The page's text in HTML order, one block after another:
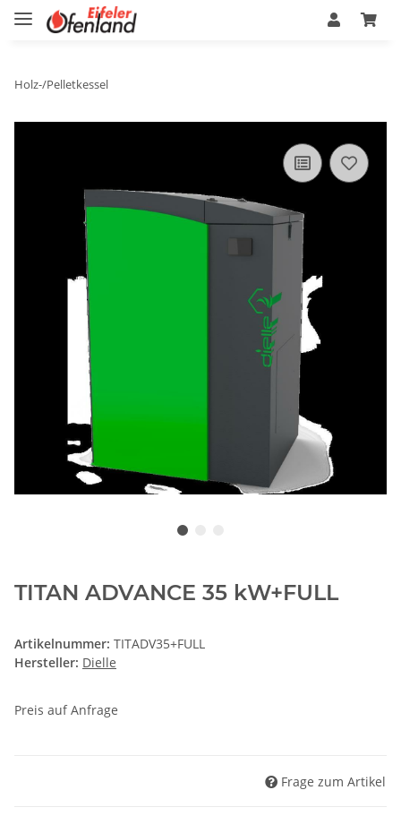
Holz-/Pelletkessel
TITAN ADVANCE 35 kW+FULL
Artikelnummer: TITADV35+FULL
Hersteller: Dielle
Preis auf Anfrage
Frage zum Artikel